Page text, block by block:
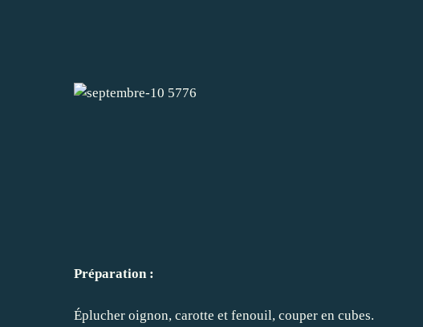
Préparation :
Éplucher oignon, carotte et fenouil, couper en cubes.